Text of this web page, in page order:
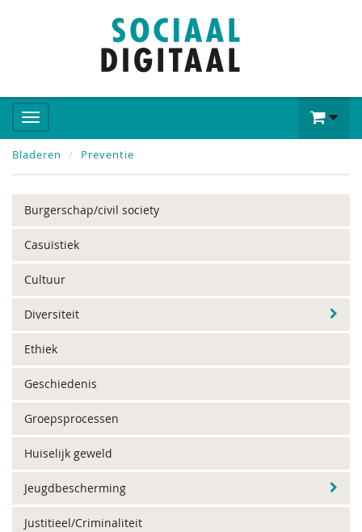
Bladeren Preventie
Burgerschap/civil society
Casuïstiek
Cultuur
Diversiteit
Ethiek
Geschiedenis
Groepsprocessen
Huiselijk geweld
Jeugdbescherming
Justitieel/Criminaliteit